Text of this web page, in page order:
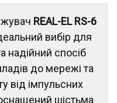
REAL-EL RS-6
вибір для
надійний спосіб
до мережі та
від імпульсних
шістьма